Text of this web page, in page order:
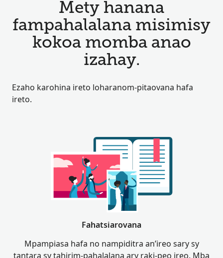
Mety hanana
fampahalalana misimisy
kokoa momba anao
izahay.
Ezaho karohina ireto loharanom-pitaovana hafa
ireto.
Fahatsiarovana
Mpampiasa hafa no nampiditra an’ireo sary sy
tantara sy tahirim-pahalalana ary raki-peo ireo. Mba